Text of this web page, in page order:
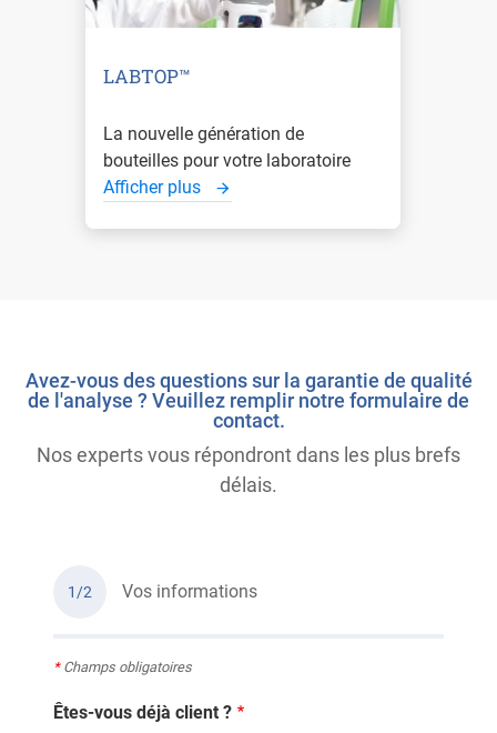
LABTOP™
La nouvelle génération de
bouteilles pour votre laboratoire
Afficher plus
Avez-vous des questions sur la garantie de qualité
de l'analyse ? Veuillez remplir notre formulaire de
contact.
Nos experts vous répondront dans les plus brefs
délais.
1/2 Vos informations
*Champs obligatoires
Êtes-vous déjà client ?